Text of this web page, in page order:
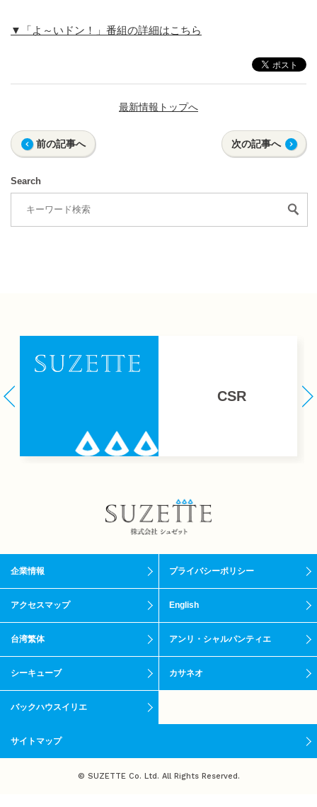
▼「よ～いドン！」番組の詳細はこちら
前の記事へ
最新情報トップへ
次の記事へ
Search
CSR
企業情報 プライバシーポリシー
アクセスマップ English
台湾繁体 アンリ・シャルパンティエ
シーキューブ カサネオ
バックハウスイリエ
サイトマップ
© SUZETTE Co. Ltd. All Rights Reserved.